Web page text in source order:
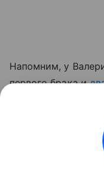
Напомним, у
первого брака и